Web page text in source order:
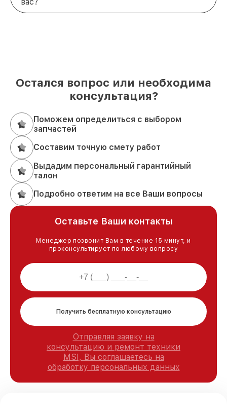
Остался вопрос или необходима
консультация?
Поможем определиться с выбором
запчастей
Составим точную смету работ
Выдадим персональный гарантийный
талон
Подробно ответим на все Ваши вопросы
Оставьте Ваши контакты
Менеджер позвонит Вам в течение 15 минут, и
проконсультирует по любому вопросу
Получить бесплатную консультацию
Отправляя заявку на
консультацию и ремонт техники
MSI, Вы соглашаетесь на
обработку персональных данных